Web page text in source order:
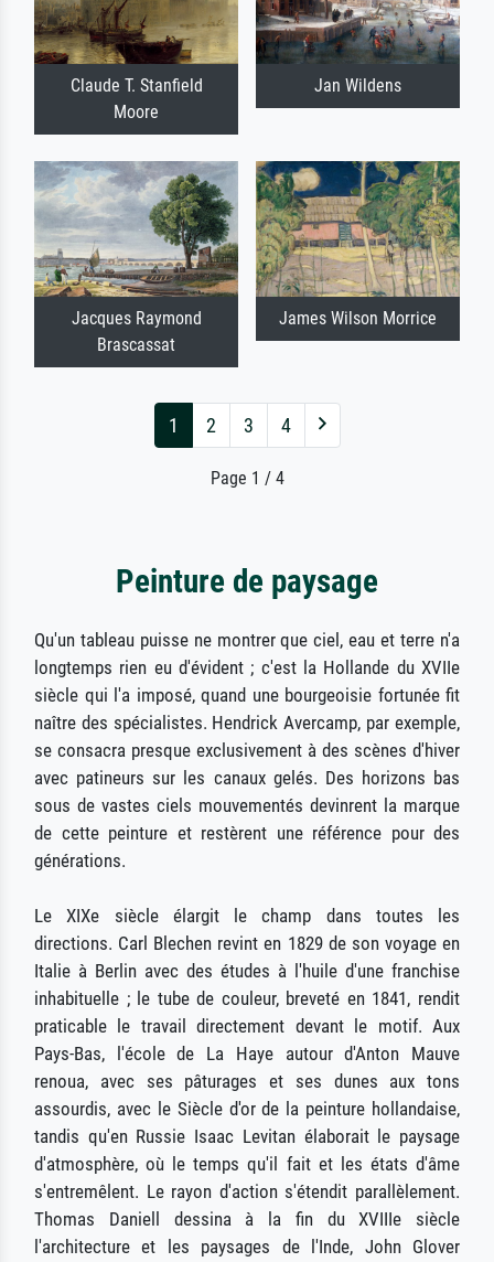
Claude T. Stanfield
Moore
Jan Wildens
Jacques Raymond
Brascassat
James Wilson Morrice
1 2 3 4
Page 1 / 4
Peinture de paysage
Qu'un tableau puisse ne montrer que ciel, eau et terre n'a
longtemps rien eu d'évident ; c'est la Hollande du XVIIe
siècle qui l'a imposé, quand une bourgeoisie fortunée fit
naître des spécialistes. Hendrick Avercamp, par exemple,
se consacra presque exclusivement à des scènes d'hiver
avec patineurs sur les canaux gelés. Des horizons bas
sous de vastes ciels mouvementés devinrent la marque
de cette peinture et restèrent une référence pour des
générations.
Le XIXe siècle élargit le champ dans toutes les
directions. Carl Blechen revint en 1829 de son voyage en
Italie à Berlin avec des études à l'huile d'une franchise
inhabituelle ; le tube de couleur, breveté en 1841, rendit
praticable le travail directement devant le motif. Aux
Pays-Bas, l'école de La Haye autour d'Anton Mauve
renoua, avec ses pâturages et ses dunes aux tons
assourdis, avec le Siècle d'or de la peinture hollandaise,
tandis qu'en Russie Isaac Levitan élaborait le paysage
d'atmosphère, où le temps qu'il fait et les états d'âme
s'entremêlent. Le rayon d'action s'étendit parallèlement.
Thomas Daniell dessina à la fin du XVIIIe siècle
l'architecture et les paysages de l'Inde, John Glover